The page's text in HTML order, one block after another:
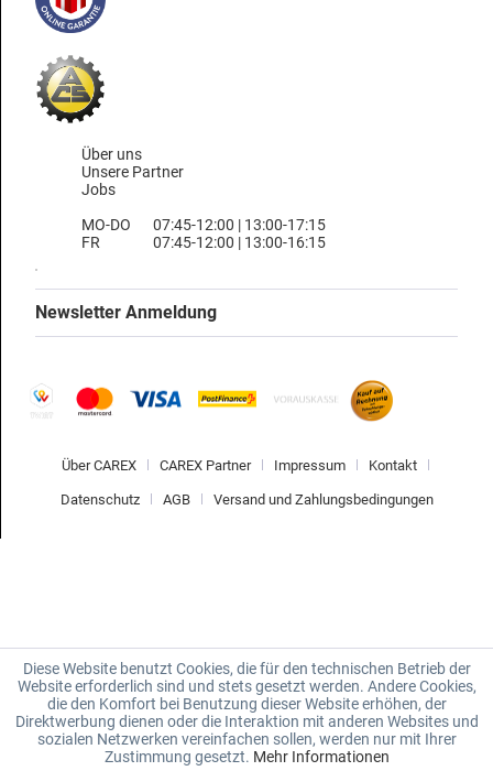
Über uns
Unsere Partner
Jobs
MO-DO
FR
07:45-12:00 | 13:00-17:15
07:45-12:00 | 13:00-16:15
Newsletter Anmeldung
Über CAREX CAREX Partner Impressum Kontakt
Datenschutz AGB Versand und Zahlungsbedingungen
Diese Website benutzt Cookies, die für den technischen Betrieb der
Website erforderlich sind und stets gesetzt werden. Andere Cookies,
die den Komfort bei Benutzung dieser Website erhöhen, der
Direktwerbung dienen oder die Interaktion mit anderen Websites und
sozialen Netzwerken vereinfachen sollen, werden nur mit Ihrer
Zustimmung gesetzt. Mehr Informationen